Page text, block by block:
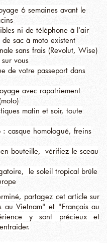
6 semaines avant le
ni de téléphone à l'air
sac à moto existent
sans frais (Revolut, Wise)
vous
de votre passeport dans
avec rapatriement
matin et soir, toute
casque homologué, freins
bouteille, vérifiez le sceau
le soleil tropical brûle
partagez cet article sur
au Vietnam" et "Français au
y sont précieux et